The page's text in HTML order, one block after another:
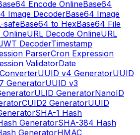
Encode OnlineBase64
Image DecoderBase64 Image
safeBase64 to HexBase64 File
OnlineURL Decode OnlineURL
DecoderTimestamp
ParserCron Expression
ValidatorDate
UUID v4 GeneratorUUID
GeneratorUUID v3
ULID GeneratorNanoID
CUID2 GeneratorUUID
SHA-1 Hash
GeneratorSHA-384 Hash
GeneratorHMAC